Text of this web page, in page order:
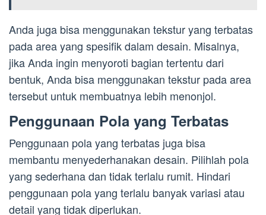
Anda juga bisa menggunakan tekstur yang terbatas
pada area yang spesifik dalam desain. Misalnya,
jika Anda ingin menyoroti bagian tertentu dari
bentuk, Anda bisa menggunakan tekstur pada area
tersebut untuk membuatnya lebih menonjol.
Penggunaan Pola yang Terbatas
Penggunaan pola yang terbatas juga bisa
membantu menyederhanakan desain. Pilihlah pola
yang sederhana dan tidak terlalu rumit. Hindari
penggunaan pola yang terlalu banyak variasi atau
detail yang tidak diperlukan.